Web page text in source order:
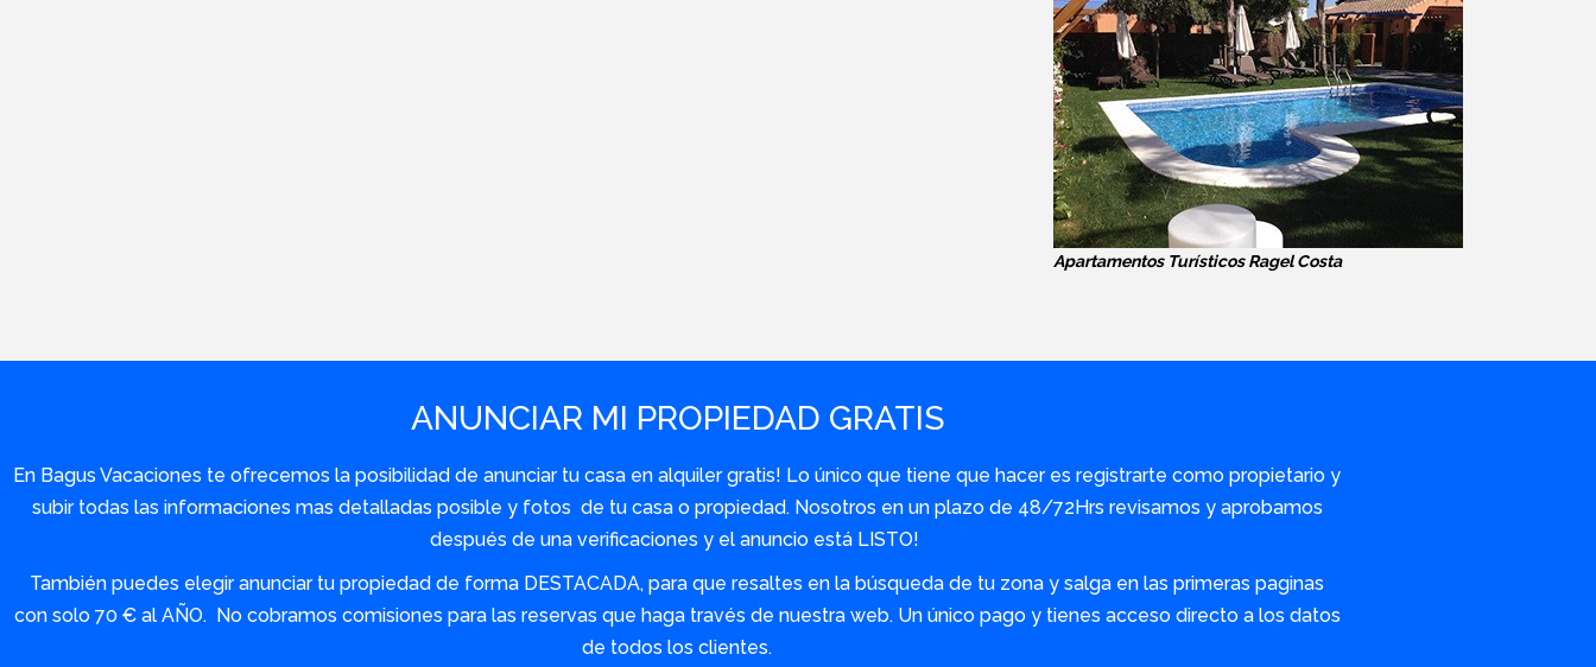
Apartamentos Turísticos Ragel Costa
ANUNCIAR MI PROPIEDAD GRATIS
En Bagus Vacaciones te ofrecemos la posibilidad de anunciar tu casa en alquiler gratis! Lo único que tiene que hacer es registrarte como propietario y
subir todas las informaciones mas detalladas posible y fotos de tu casa o propiedad. Nosotros en un plazo de 48/72Hrs revisamos y aprobamos
después de una verificaciones y el anuncio está LISTO!
También puedes elegir anunciar tu propiedad de forma DESTACADA, para que resaltes en la búsqueda de tu zona y salga en las primeras paginas
con solo 70 € al AÑO. No cobramos comisiones para las reservas que haga través de nuestra web. Un único pago y tienes acceso directo a los datos
de todos los clientes.